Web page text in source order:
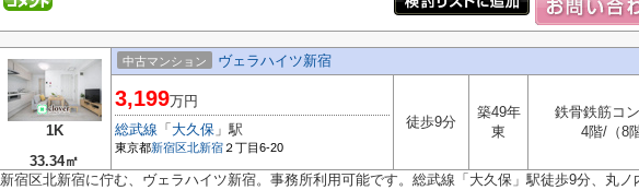
1K
33.34㎡
中古マンション ヴェラハイツ新宿
3,199万円
総武線 「 大久保 」駅
東京都新宿区北新宿 ２丁目6-20
徒歩9分
築49年
東
鉄骨鉄筋コ
4階/（8
新宿区北新宿に佇む、ヴェラハイツ新宿。事務所利用可能です。総武線「大久保」駅徒歩9分、丸ノ